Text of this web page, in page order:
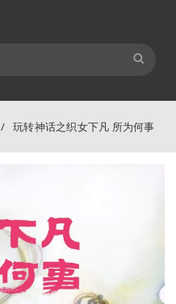
/ 玩转神话之织女下凡 所为何事